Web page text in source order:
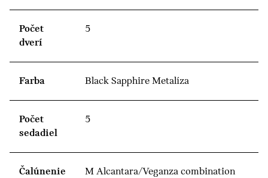
Počet
dverí
5
Farba Black Sapphire Metalíza
Počet
sedadiel
5
Čalúnenie
M Alcantara/Veganza combination